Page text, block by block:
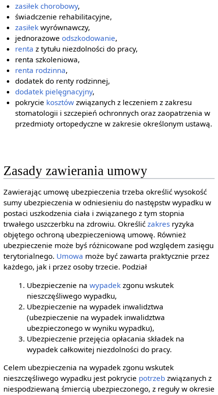
zasiłek chorobowy,
świadczenie rehabilitacyjne,
zasiłek wyrównawczy,
jednorazoweodszkodowanie,
renta z tytułu niezdolności do pracy,
renta szkoleniowa,
renta rodzinna,
dodatek do renty rodzinnej,
dodatek pielęgnacyjny,
pokrycie kosztów związanych z leczeniem z zakresu
stomatologii i szczepień ochronnych oraz zaopatrzenia w
przedmioty ortopedyczne w zakresie określonym ustawą.
Zasady zawierania umowy
Zawierając umowę ubezpieczenia trzeba określić wysokość
sumy ubezpieczenia w odniesieniu do następstw wypadku w
postaci uszkodzenia ciała i związanego z tym stopnia
trwałego uszczerbku na zdrowiu. Określić zakresryzyka
objętego ochroną ubezpieczeniową umowę. Również
ubezpieczenie może byś różnicowane pod względem zasięgu
terytorialnego. Umowa może być zawarta praktycznie przez
każdego, jak i przez osoby trzecie. Podział
Ubezpieczenie nawypadek zgonu wskutek
nieszczęśliwego wypadku,
Ubezpieczenie na wypadek inwalidztwa
(ubezpieczenie na wypadek inwalidztwa
ubezpieczonego w wyniku wypadku),
Ubezpieczenie przejęcia opłacania składek na
wypadek całkowitej niezdolności do pracy.
Celem ubezpieczenia na wypadek zgonu wskutek
nieszczęśliwego wypadku jest pokrycie potrzebzwiązanych z
niespodziewaną śmiercią ubezpieczonego, z reguły w okresie